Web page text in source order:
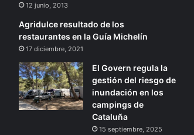
12 junio, 2013
Agridulce resultado de los
restaurantes en la Guía Michelín
17 diciembre, 2021
El Govern regula la
gestión del riesgo de
inundación en los
campings de
Cataluña
15 septiembre, 2025